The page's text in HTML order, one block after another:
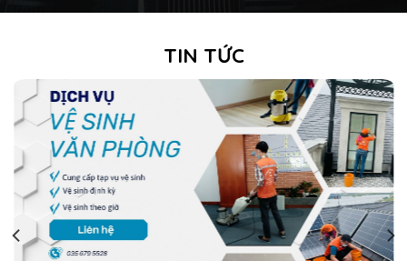
TIN TỨC